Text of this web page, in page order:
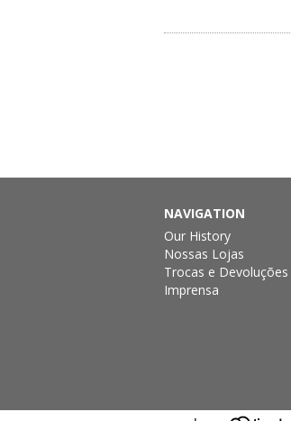
NAVIGATION
Our History
Nossas Lojas
Trocas e Devoluções
Imprensa